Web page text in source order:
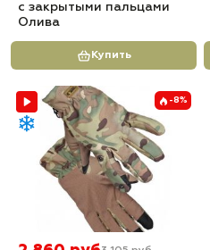
с закрытыми пальцами
Олива
Купить
-8%